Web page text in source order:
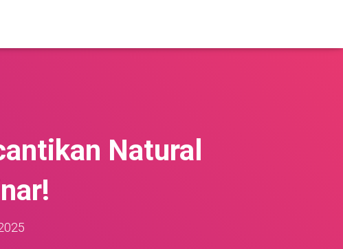
Natural